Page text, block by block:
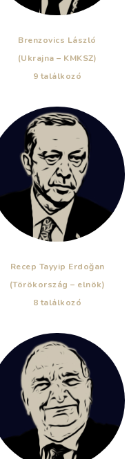
Brenzovics László
(Ukrajna – KMKSZ)
9 találkozó
Recep Tayyip Erdoğan
(Törökország – elnök)
8 találkozó